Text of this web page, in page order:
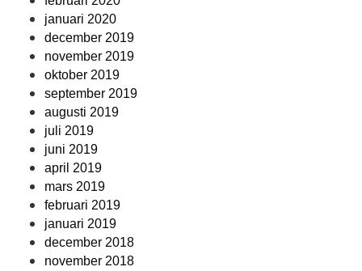
januari 2020
december 2019
november 2019
oktober 2019
september 2019
augusti 2019
juli 2019
juni 2019
april 2019
mars 2019
februari 2019
januari 2019
december 2018
november 2018